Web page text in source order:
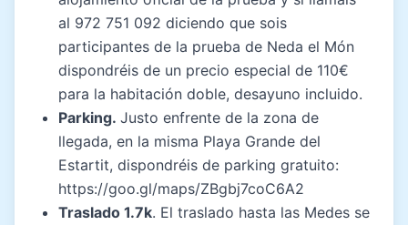
al 972 751 092 diciendo que sois
participantes de la prueba de Neda el Món
dispondréis de un precio especial de 110€
para la habitación doble, desayuno incluido.
Parking. Justo enfrente de la zona de
llegada, en la misma Playa Grande del
Estartit, dispondréis de parking gratuito:
https://goo.gl/maps/ZBgbj7coC6A2
Traslado 1.7k. El traslado hasta las Medes se